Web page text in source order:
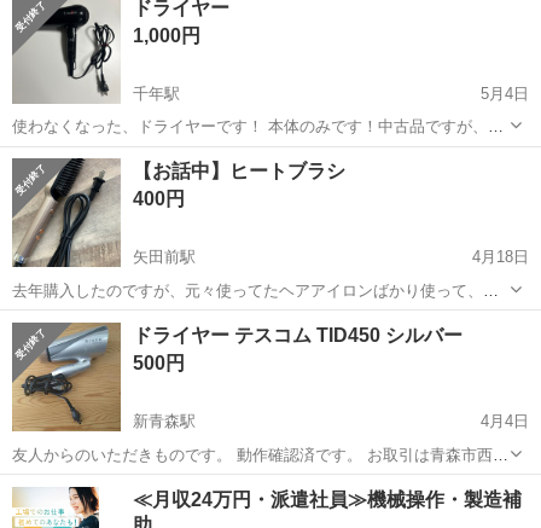
◎ 現物そのままのお渡しとなります。 弘前市内希望です。 郵送の場
合別途送料プ...
ドライヤー
1,000円
千年駅
5月4日
使わなくなった、ドライヤーです！ 本体のみです！中古品ですが、作
動確認済みです！
青森 弘前市 千年駅 美容家電
【お話中】ヒートブラシ
400円
矢田前駅
4月18日
去年購入したのですが、元々使ってたヘアアイロンばかり使って、結
局一度も使わずに置いてあるだけでした。
青森 青森市 矢田前駅
ドライヤー テスコム TID450 シルバー
500円
新青森駅
4月4日
友人からのいただきものです。 動作確認済です。 お取引は青森市西側
でお願いいたします。 不定期で弘前市方面の実家に参ります。 タイミ
ングが合いましたら、国道７号線沿いのセブンイレブン藤崎豊岡店の
青森 青森市 新青森駅 美容家電 テスコム
≪月収24万円・派遣社員≫機械操作・製造補